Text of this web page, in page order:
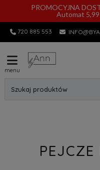
PROMOCYJNA
Automat 5,99
720 885 553
menu
Szukaj produktów